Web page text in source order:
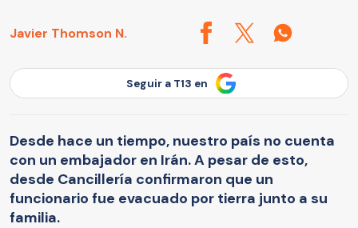
Javier Thomson N.
Seguir a T13 en
Desde hace un tiempo, nuestro país no cuenta
con un embajador en Irán. A pesar de esto,
desde Cancillería confirmaron que un
funcionario fue evacuado por tierra junto a su
familia.